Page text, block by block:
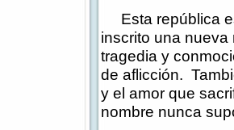
Esta república
inscrito una
tragedia y
de aflicción.
y el amor que
nombre nunca